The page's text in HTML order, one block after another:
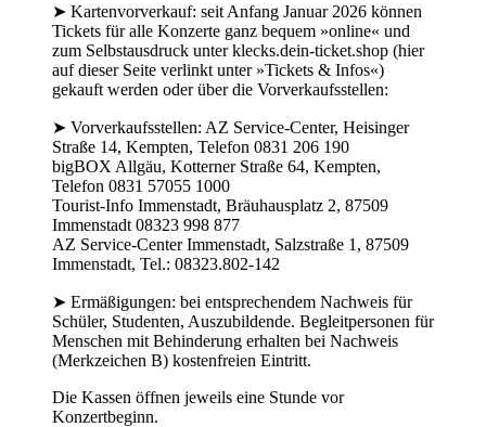
➤ Kartenvorverkauf: seit Anfang Januar 2026 können
Tickets für alle Konzerte ganz bequem »online« und
zum Selbstausdruck unter klecks.dein-ticket.shop (hier
auf dieser Seite verlinkt unter »Tickets & Infos«)
gekauft werden oder über die Vorverkaufsstellen:
➤ Vorverkaufsstellen: AZ Service-Center, Heisinger
Straße 14, Kempten, Telefon 0831 206 190
bigBOX Allgäu, Kotterner Straße 64, Kempten,
Telefon 0831 57055 1000
Tourist-Info Immenstadt, Bräuhausplatz 2, 87509
Immenstadt 08323 998 877
AZ Service-Center Immenstadt, Salzstraße 1, 87509
Immenstadt, Tel.: 08323.802-142
➤ Ermäßigungen: bei entsprechendem Nachweis für
Schüler, Studenten, Auszubildende. Begleitpersonen für
Menschen mit Behinderung erhalten bei Nachweis
(Merkzeichen B) kostenfreien Eintritt.
Die Kassen öffnen jeweils eine Stunde vor
Konzertbeginn.